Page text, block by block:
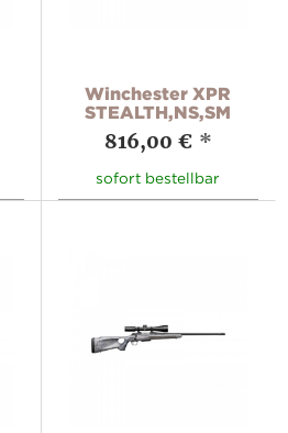
Winchester XPR
STEALTH,NS,SM
816,00 € *
sofort bestellbar